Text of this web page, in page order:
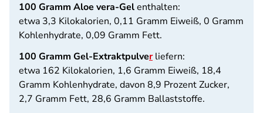
100 Gramm Aloe vera-Gelenthalten:
etwa 3,3 Kilokalorien, 0,11 Gramm Eiweiß, 0 Gramm
Kohlenhydrate, 0,09 Gramm Fett.
100 Gramm Gel-Extraktpulverliefern:
etwa 162 Kilokalorien, 1,6 Gramm Eiweiß, 18,4
Gramm Kohlenhydrate, davon 8,9 Prozent Zucker,
2,7 Gramm Fett, 28,6 Gramm Ballaststoffe.